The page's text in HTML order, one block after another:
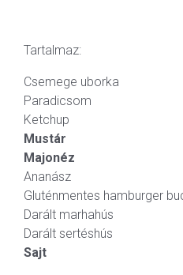
Tartalmaz:
Csemege uborka
Paradicsom
Ketchup
Mustár
Majonéz
Ananász
Gluténmentes hamburger
Darált marhahús
Darált sertéshús
Sajt